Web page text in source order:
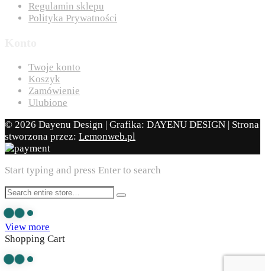
Regulamin sklepu
Polityka Prywatności
Twoje konto
Koszyk
Zamówienie
Ulubione
© 2026 Dayenu Design | Grafika: DAYENU DESIGN | Strona
stworzona przez: Lemonweb.pl
Start typing and press Enter to search
View more
Shopping Cart